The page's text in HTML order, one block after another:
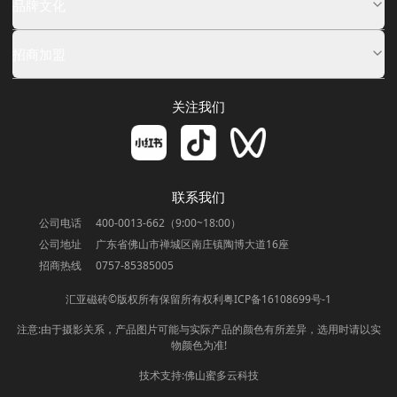
关注我们
联系我们
公司电话
400-0013-662（9:00~18:00）
公司地址
广东省佛山市禅城区南庄镇陶博大道16座
招商热线
0757-85385005
汇亚磁砖©版权所有保留所有权利粤ICP备16108699号-1
注意:由于摄影关系，产品图片可能与实际产品的颜色有所差异，选用时请以实
物颜色为准!
技术支持:佛山蜜多云科技